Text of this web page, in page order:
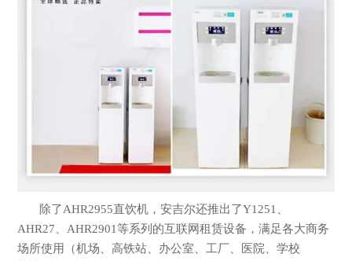
除了AHR2955直饮机，安吉尔还推出了Y1251、
AHR27、AHR2901等系列的互联网租赁设备，满足各大商务
场所使用（机场、高铁站、办公室、工厂、医院、学校